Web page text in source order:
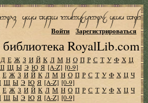
RoyalLib.com
Войти Зарегистрироваться
Д Е Ж З И Й К Л М Н О П Р С Т У Ф Х Ц
Щ Ы Э Ю Я [A-Z] [0-9]
Е Ж З И Й К Л М Н О П Р С Т У Ф Х Ц Ч
Щ Ы Э Ю Я [A-Z] [0-9]
Е Ж З И Й К Л М Н О П Р С Т У Ф Х Ц Ч
Щ Ы Э Ю Я [A-Z] [0-9]